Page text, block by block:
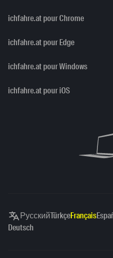
ichfahre.at pour Chrome
ichfahre.at pour Edge
ichfahre.at pour Windows
ichfahre.at pour iOS
РусскийTürkçeFrançais
Deutsch